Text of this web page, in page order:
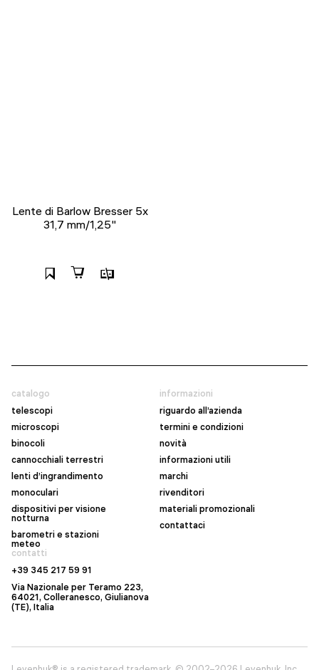
Lente di Barlow Bresser 5x
31,7 mm/1,25"
catalogo
telescopi
microscopi
binocoli
cannocchiali terrestri
lenti d’ingrandimento
monoculari
dispositivi per visione
notturna
barometri e stazioni
meteo
informazioni
riguardo all’azienda
termini e condizioni
novità
informazioni utili
marchi
rivenditori
materiali promozionali
contattaci
contatti
+39 345 217 59 91
Via Nazionale per Teramo 223,
64021, Colleranesco, Giulianova
(TE), Italia